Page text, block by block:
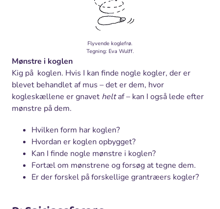
Flyvende koglefrø.
Tegning: Eva Wulff.
Mønstre i koglen
Kig på koglen. Hvis I kan finde nogle kogler, der er
blevet behandlet af mus – det er dem, hvor
kogleskællene er gnavet heltaf – kan I også lede efter
mønstre på dem.
Hvilken form har koglen?
Hvordan er koglen opbygget?
Kan I finde nogle mønstre i koglen?
Fortæl om mønstrene og forsøg at tegne dem.
Er der forskel på forskellige grantræers kogler?